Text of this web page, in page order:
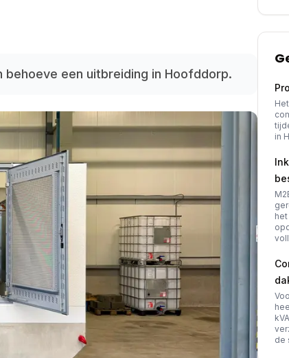
een uitbreiding in Hoofddorp.
in
de